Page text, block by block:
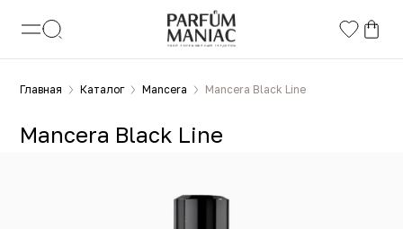
Главная Каталог Mancera Mancera Black Line
Mancera Black Line